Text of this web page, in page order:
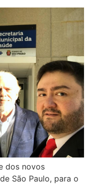
dos novos
São Paulo, para o